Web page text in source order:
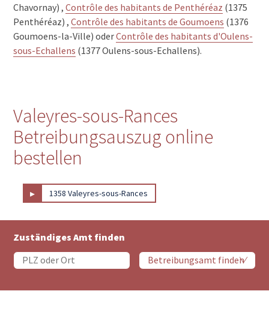
Chavornay) ,Contrôle des habitants de Penthéréaz (1375
Penthéréaz) ,Contrôle des habitants de Goumoens (1376
Goumoens-la-Ville) oderContrôle des habitants d'Oulens-
sous-Echallens (1377 Oulens-sous-Echallens).
Valeyres-sous-Rances
Betreibungsauszug online
bestellen
▸ 1358 Valeyres-sous-Rances
Zuständiges Amt finden